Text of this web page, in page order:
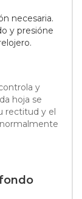
necesaria.
y presióne
y
hoja se
rectitud y el